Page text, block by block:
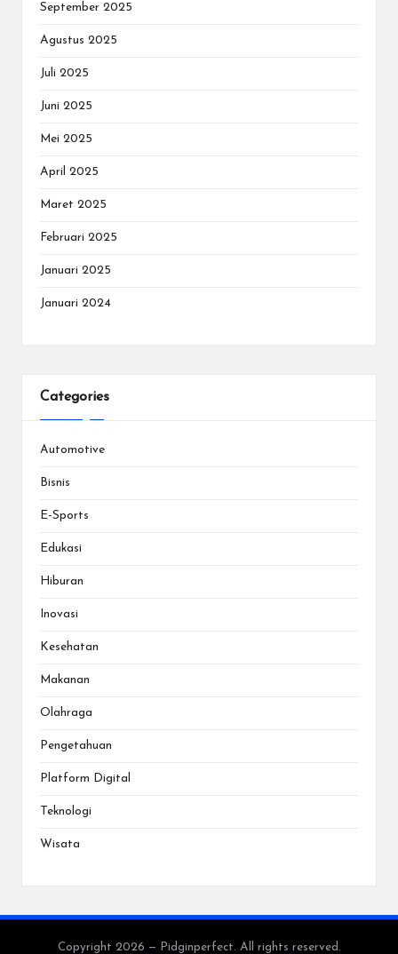
September 2025
Agustus 2025
Juli 2025
Juni 2025
Mei 2025
April 2025
Maret 2025
Februari 2025
Januari 2025
Januari 2024
Categories
Automotive
Bisnis
E-Sports
Edukasi
Hiburan
Inovasi
Kesehatan
Makanan
Olahraga
Pengetahuan
Platform Digital
Teknologi
Wisata
Copyright 2026 — Pidginperfect. All rights reserved.